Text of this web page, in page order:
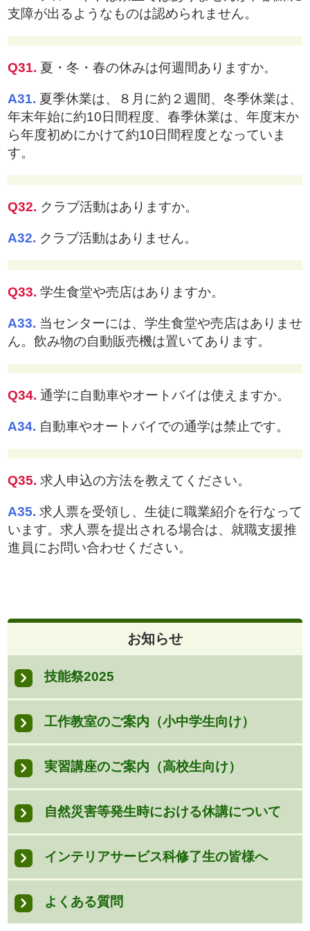
支障が出るようなものは認められません。
Q31. 夏・冬・春の休みは何週間ありますか。
A31. 夏季休業は、８月に約２週間、冬季休業は、
年末年始に約10日間程度、春季休業は、年度末か
ら年度初めにかけて約10日間程度となっていま
す。
Q32. クラブ活動はありますか。
A32. クラブ活動はありません。
Q33. 学生食堂や売店はありますか。
A33. 当センターには、学生食堂や売店はありませ
ん。飲み物の自動販売機は置いてあります。
Q34. 通学に自動車やオートバイは使えますか。
A34. 自動車やオートバイでの通学は禁止です。
Q35. 求人申込の方法を教えてください。
A35. 求人票を受領し、生徒に職業紹介を行なって
います。求人票を提出される場合は、就職支援推
進員にお問い合わせください。
お知らせ
技能祭2025
工作教室のご案内（小中学生向け）
実習講座のご案内（高校生向け）
自然災害等発生時における休講について
インテリアサービス科修了生の皆様へ
よくある質問